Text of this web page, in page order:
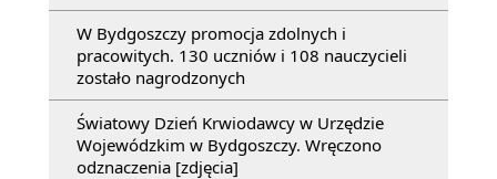
W Bydgoszczy promocja zdolnych i
pracowitych. 130 uczniów i 108 nauczycieli
zostało nagrodzonych
Światowy Dzień Krwiodawcy w Urzędzie
Wojewódzkim w Bydgoszczy. Wręczono
odznaczenia [zdjęcia]